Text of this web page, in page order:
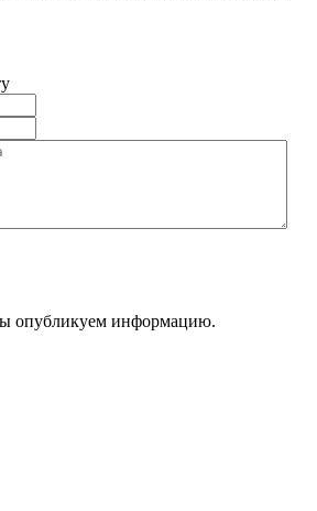
опубликуем информацию.